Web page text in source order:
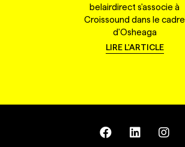
belairdirect s'associe à
Croissound dans le cadre
d'Osheaga
LIRE L'ARTICLE